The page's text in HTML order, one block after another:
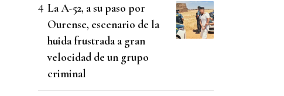
La A-52, a su paso por
Ourense, escenario de la
huida frustrada a gran
velocidad de un grupo
criminal